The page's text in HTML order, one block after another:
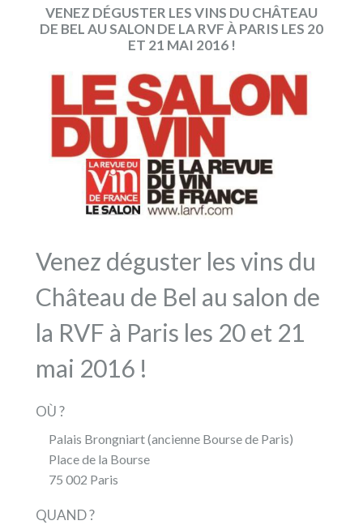
VENEZ DÉGUSTER LES VINS DU CHÂTEAU
DE BEL AU SALON DE LA RVF À PARIS LES 20
ET 21 MAI 2016 !
Venez déguster les vins du
Château de Bel au salon de
la RVF à Paris les 20 et 21
mai 2016 !
OÙ ?
Palais Brongniart (ancienne Bourse de Paris)
Place de la Bourse
75 002 Paris
QUAND ?